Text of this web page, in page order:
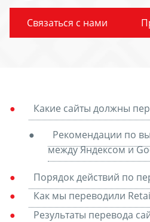
Связаться с нами
Какие сайты должны
Рекомендации по
между Яндексом и
Порядок действий по
Как мы переводили
Результаты перевода